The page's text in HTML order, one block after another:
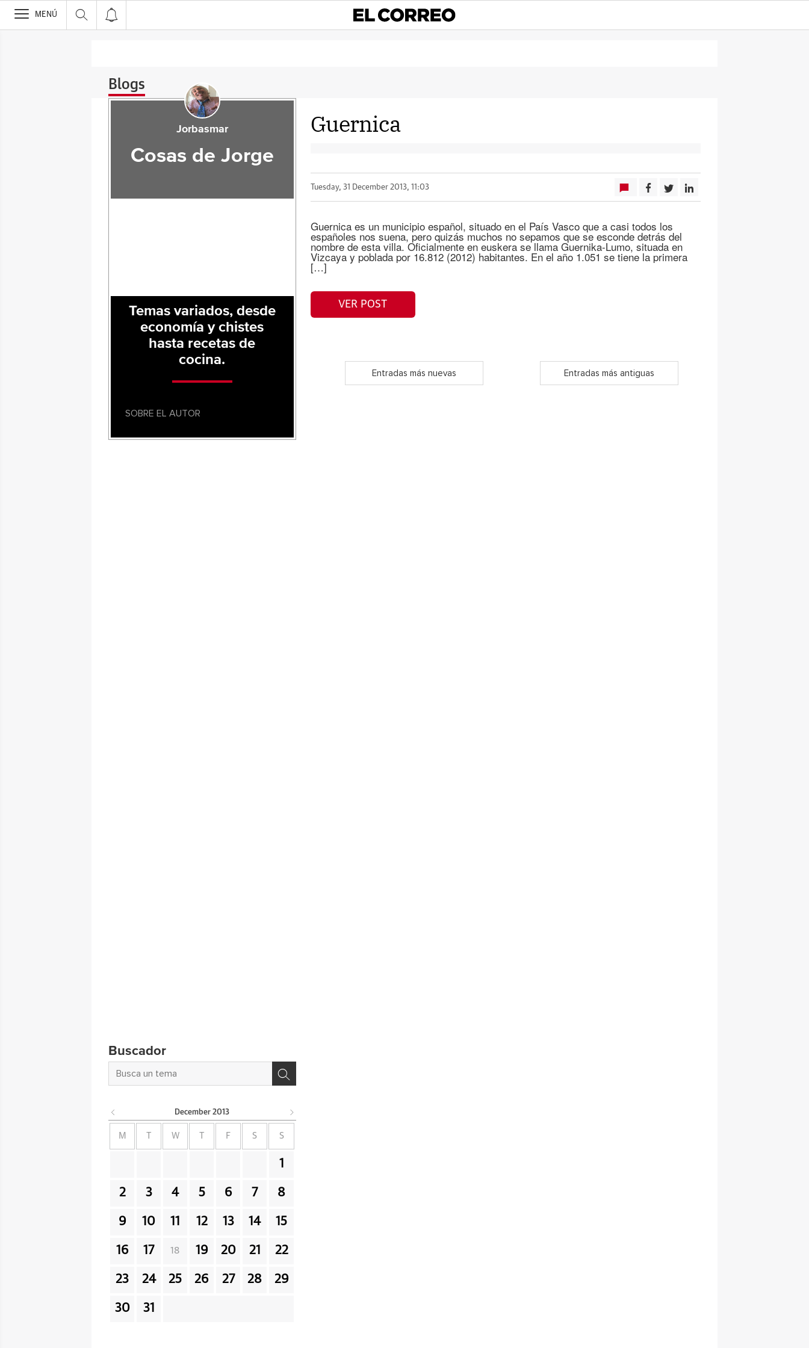
>
MENÚ
Blogs
Guernica
Tuesday, 31 December 2013, 11:03
Guernica es un municipio español, situado en el País Vasco que a casi todos los
españoles nos suena, pero quizás muchos no sepamos que se esconde detrás del
nombre de esta villa. Oficialmente en euskera se llama Guernika-Lumo, situada en
Vizcaya y poblada por 16.812 (2012) habitantes. En el año 1.051 se tiene la primera
[…]
VER POST
Entradas más nuevas Entradas más antiguas
Jorbasmar
Cosas de Jorge
Temas variados, desde
economía y chistes
hasta recetas de
cocina.
SOBRE EL AUTOR
Buscador
December 2013
M W F S S
1
2 3 4 5 6 7 8
9 10 11 12 13 14 15
16 17 18 19 20 21 22
23 24 25 26 27 28 29
30 31